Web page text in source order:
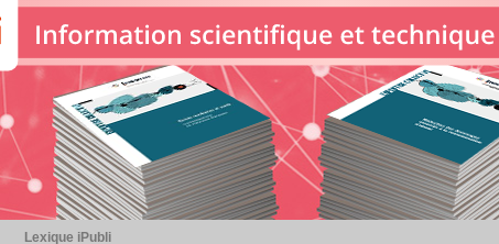
Lexique iPubli